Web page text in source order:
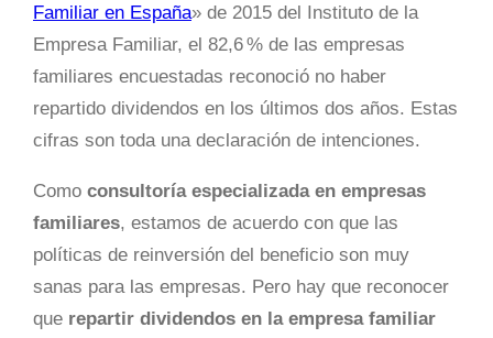
Familiar en España» de 2015 del Instituto de la
Empresa Familiar, el 82,6 % de las empresas
familiares encuestadas reconoció no haber
repartido dividendos en los últimos dos años. Estas
cifras son toda una declaración de intenciones.
Como consultoría especializada en empresas
familiares, estamos de acuerdo con que las
políticas de reinversión del beneficio son muy
sanas para las empresas. Pero hay que reconocer
que repartir dividendos en la empresa familiar